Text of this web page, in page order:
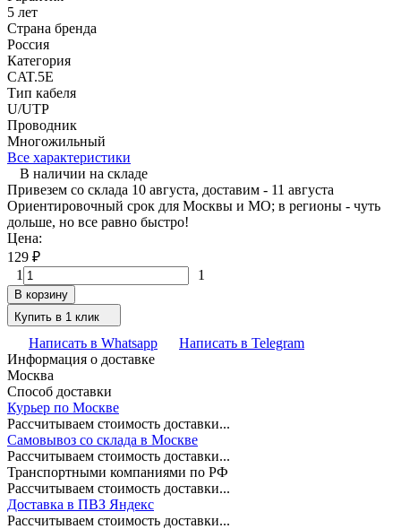
5 лет
Страна бренда
Россия
Категория
CAT.5E
Тип кабеля
U/UTP
Проводник
Многожильный
Все характеристики
В наличии на складе
Привезем со склада 10 августа, доставим - 11 августа
Ориентировочный срок для Москвы и МО; в регионы - чуть
дольше, но все равно быстро!
Цена:
129 ₽
1
1
В корзину
Купить в 1 клик
Написать в Whatsapp
Написать в Telegram
Информация о доставке
Москва
Способ доставки
Курьер по Москве
Рассчитываем стоимость доставки...
Самовывоз со склада в Москве
Рассчитываем стоимость доставки...
Транспортными компаниями по РФ
Рассчитываем стоимость доставки...
Доставка в ПВЗ Яндекс
Рассчитываем стоимость доставки...